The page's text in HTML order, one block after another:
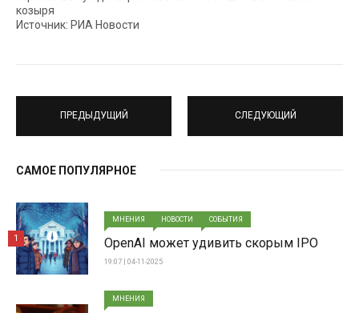
козыря
Источник: РИА Новости
ПРЕДЫДУЩИЙ СЛЕДУЮЩИЙ
САМОЕ ПОПУЛЯРНОЕ
МНЕНИЯ НОВОСТИ СОБЫТИЯ
OpenAI может удивить скорым IPO
19:07 | 04-11-2025
1
МНЕНИЯ